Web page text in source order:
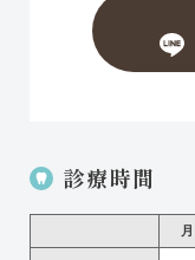
診療時間
月